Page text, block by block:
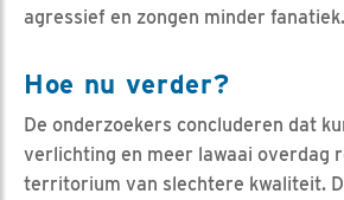
agressief en zongen minder fanatiek.
Hoe nu verder?
De onderzoekers concluderen dat
verlichting en meer lawaai overdag
territorium van slechtere kwaliteit.